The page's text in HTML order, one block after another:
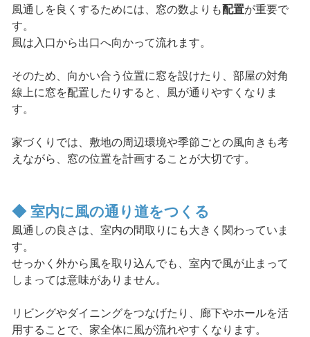
風通しを良くするためには、窓の数よりも配置が重要で
す。
風は入口から出口へ向かって流れます。
そのため、向かい合う位置に窓を設けたり、部屋の対角
線上に窓を配置したりすると、風が通りやすくなりま
す。
家づくりでは、敷地の周辺環境や季節ごとの風向きも考
えながら、窓の位置を計画することが大切です。
◆ 室内に風の通り道をつくる
風通しの良さは、室内の間取りにも大きく関わっていま
す。
せっかく外から風を取り込んでも、室内で風が止まって
しまっては意味がありません。
リビングやダイニングをつなげたり、廊下やホールを活
用することで、家全体に風が流れやすくなります。